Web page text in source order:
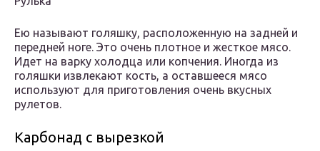
Ею называют голяшку, расположенную на задней и
передней ноге. Это очень плотное и жесткое мясо.
Идет на варку холодца или копчения. Иногда из
голяшки извлекают кость, а оставшееся мясо
используют для приготовления очень вкусных
рулетов.
Карбонад с вырезкой